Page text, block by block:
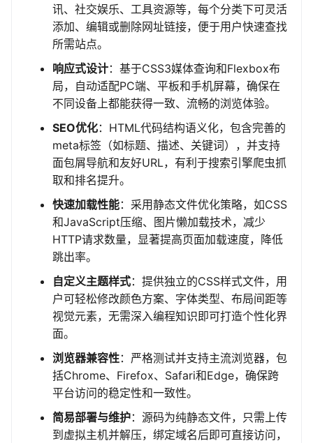
讯、社交娱乐、工具资源等，每个分类下可灵活
添加、编辑或删除网址链接，便于用户快速查找
所需站点。
响应式设计：基于CSS3媒体查询和Flexbox布
局，自动适配PC端、平板和手机屏幕，确保在
不同设备上都能获得一致、流畅的浏览体验。
SEO优化：HTML代码结构语义化，包含完善的
meta标签（如标题、描述、关键词），并支持
面包屑导航和友好URL，有利于搜索引擎爬虫抓
取和排名提升。
快速加载性能：采用静态文件优化策略，如CSS
和JavaScript压缩、图片懒加载技术，减少
HTTP请求数量，显著提高页面加载速度，降低
跳出率。
自定义主题样式：提供独立的CSS样式文件，用
户可轻松修改颜色方案、字体类型、布局间距等
视觉元素，无需深入编程知识即可打造个性化界
面。
浏览器兼容性：严格测试并支持主流浏览器，包
括Chrome、Firefox、Safari和Edge，确保跨
平台访问的稳定性和一致性。
简易部署与维护：源码为纯静态文件，只需上传
到虚拟主机并解压，绑定域名后即可直接访问，